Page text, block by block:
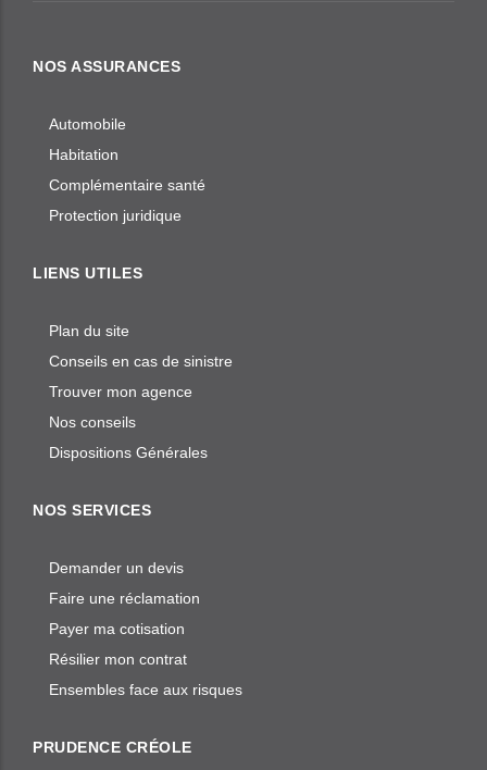
NOS ASSURANCES
Automobile
Habitation
Complémentaire santé
Protection juridique
LIENS UTILES
Plan du site
Conseils en cas de sinistre
Trouver mon agence
Nos conseils
Dispositions Générales
NOS SERVICES
Demander un devis
Faire une réclamation
Payer ma cotisation
Résilier mon contrat
Ensembles face aux risques
PRUDENCE CRÉOLE